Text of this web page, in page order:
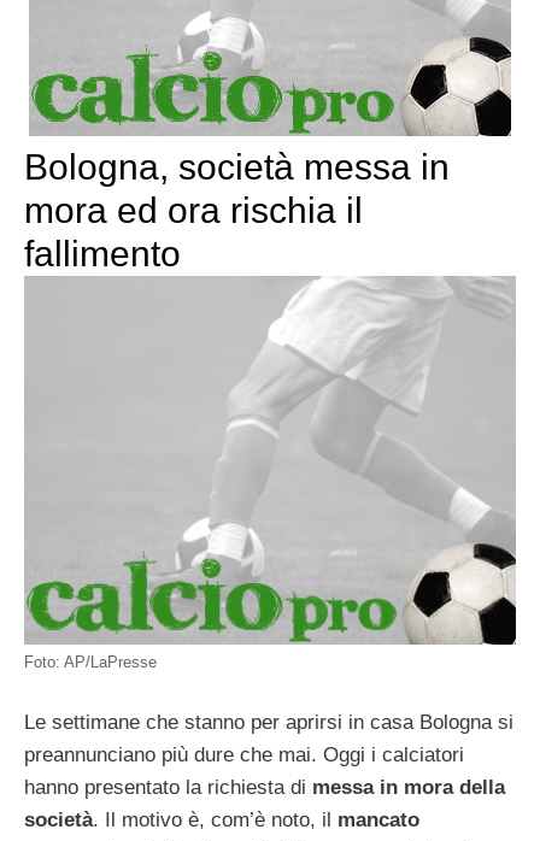
Bologna, società messa in
mora ed ora rischia il
fallimento
Foto: AP/LaPresse
Le settimane che stanno per aprirsi in casa Bologna si
preannunciano più dure che mai. Oggi i calciatori
hanno presentato la richiesta di messa in mora della
società. Il motivo è, com’è noto, il mancato